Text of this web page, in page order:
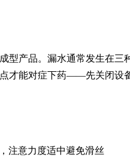
型产品。漏水通常发生在
才能对症下药——先关闭设
注意力度适中避免滑丝